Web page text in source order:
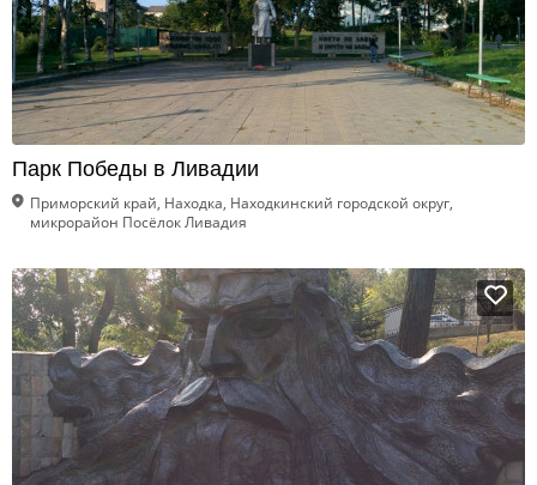
Парк Победы в Ливадии
Приморский край, Находка, Находкинский городской округ,
микрорайон Посёлок Ливадия